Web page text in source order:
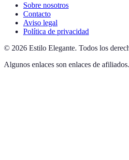
Sobre nosotros
Contacto
Aviso legal
Política de privacidad
© 2026 Estilo Elegante. Todos los
Algunos enlaces son enlaces de afiliados.